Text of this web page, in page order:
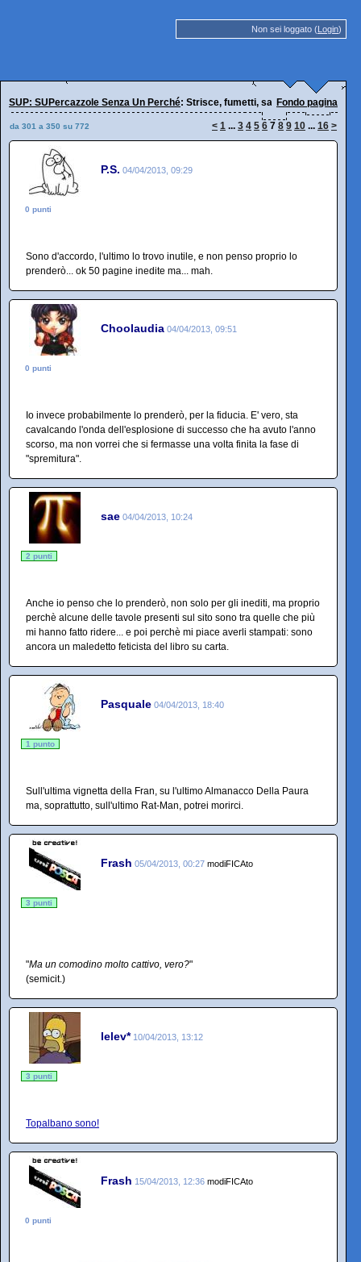
Non sei loggato (Login)
SUP: SUPercazzole Senza Un Perché: Strisce, fumetti, satira, Luttazzi
Fondo pagina
da 301 a 350 su 772 < 1 ... 3 4 5 6 7 8 9 10 ... 16 >
P.S. 04/04/2013, 09:29
0 punti
Sono d'accordo, l'ultimo lo trovo inutile, e non penso proprio lo
prenderò... ok 50 pagine inedite ma... mah.
Choolaudia 04/04/2013, 09:51
0 punti
Io invece probabilmente lo prenderò, per la fiducia. E' vero, sta
cavalcando l'onda dell'esplosione di successo che ha avuto l'anno
scorso, ma non vorrei che si fermasse una volta finita la fase di
"spremitura".
sae 04/04/2013, 10:24
2 punti
Anche io penso che lo prenderò, non solo per gli inediti, ma proprio
perchè alcune delle tavole presenti sul sito sono tra quelle che più
mi hanno fatto ridere... e poi perchè mi piace averli stampati: sono
ancora un maledetto feticista del libro su carta.
Pasquale 04/04/2013, 18:40
1 punto
Sull'ultima vignetta della Fran, su l'ultimo Almanacco Della Paura
ma, soprattutto, sull'ultimo Rat-Man, potrei morirci.
Frash 05/04/2013, 00:27 modiFICAto
3 punti
"Ma un comodino molto cattivo, vero?"
(semicit.)
lelev* 10/04/2013, 13:12
3 punti
Topalbano sono!
Frash 15/04/2013, 12:36 modiFICAto
0 punti